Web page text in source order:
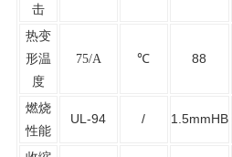
击
热变
形温
度
75/A ℃ 88
燃烧
性能
UL-94 / 1.5mmHB